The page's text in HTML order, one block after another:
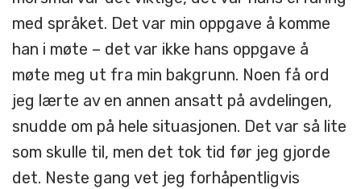
med språket. Det var min oppgave å komme
han i møte – det var ikke hans oppgave å
møte meg ut fra min bakgrunn. Noen få ord
jeg lærte av en annen ansatt på avdelingen,
snudde om på hele situasjonen. Det var så lite
som skulle til, men det tok tid før jeg gjorde
det. Neste gang vet jeg forhåpentligvis